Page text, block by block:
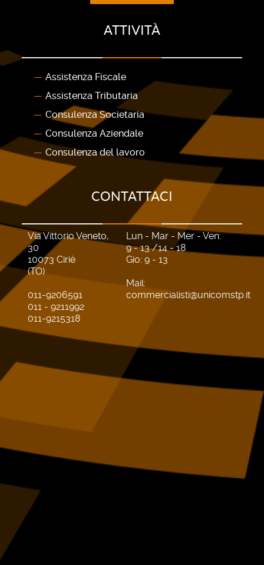
ATTIVITÀ
Assistenza Fiscale
Assistenza Tributaria
Consulenza Societaria
Consulenza Aziendale
Consulenza del lavoro
CONTATTACI
Via Vittorio Veneto,
30
10073 Ciriè
(TO)
011-9206591
011 - 9211992
011-9215318
Lun - Mar - Mer - Ven:
9 - 13 /14 - 18
Gio: 9 - 13
Mail:
commercialisti@unicomstp.it